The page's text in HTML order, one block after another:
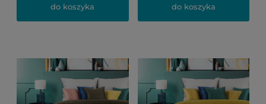
do koszyka do koszyka